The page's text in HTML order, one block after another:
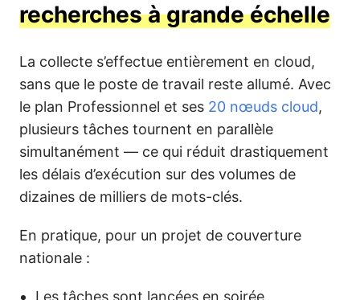
recherches à grande échelle
La collecte s’effectue entièrement en cloud,
sans que le poste de travail reste allumé. Avec
le plan Professionnel et ses 20 nœuds cloud,
plusieurs tâches tournent en parallèle
simultanément — ce qui réduit drastiquement
les délais d’exécution sur des volumes de
dizaines de milliers de mots-clés.
En pratique, pour un projet de couverture
nationale :
Les tâches sont lancées en soirée